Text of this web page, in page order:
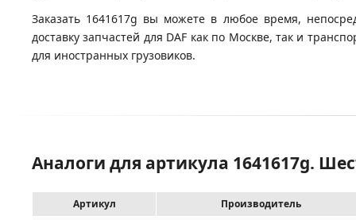
Заказать 1641617g вы можете в любое время,
доставку запчастей для DAF как по Москве, так и
для иностранных грузовиков.
Аналоги для артикула 1641617g.
Артикул
Производитель